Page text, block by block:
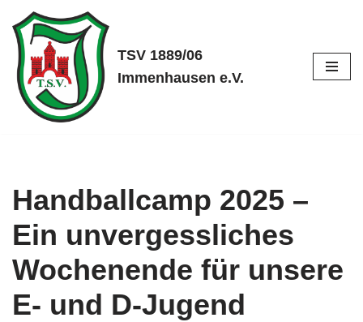
Zum
Inhalt
springen
TSV 1889/06
Immenhausen e.V.
Handballcamp 2025 –
Ein unvergessliches
Wochenende für unsere
E- und D-Jugend